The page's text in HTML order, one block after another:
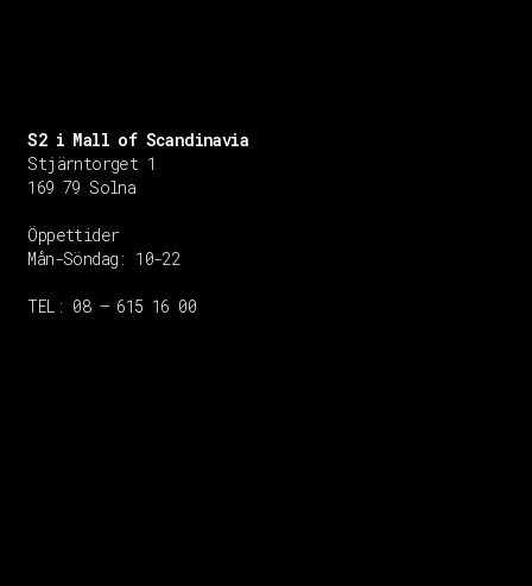
S2 i Mall of Scandinavia
Stjärntorget 1
169 79 Solna
Öppettider
Mån-Söndag: 10-22
TEL: 08 – 615 16 00